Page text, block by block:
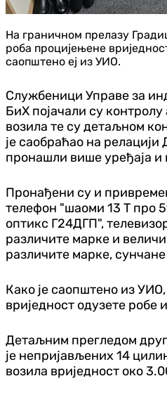
На граничном прелазу
роба процијењене
саопштено еј из УИО.
Службеници Управе за
БиХ појачали су
возила те судетаљном
је саобраћао на
пронашли више уређаја и
Пронађени су и
телефон "шаоми 13 Т про
оптикс Г24ДГП",
различите марке и
различите марке,
Како је саопштено из
вриједност одузете робе
Детаљним прегледом
је непријављених 14
возила вриједност око